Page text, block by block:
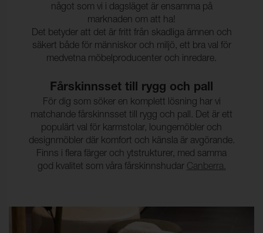
något som vi i dagsläget är ensamma på
marknaden om att ha!
Det betyder att det är fritt från skadliga ämnen och
säkert både för människor och miljö, ett bra val för
medvetna möbelproducenter och inredare.
Fårskinnsset till rygg och pall
För dig som söker en komplett lösning har vi
matchande fårskinnsset till rygg och pall. Det är ett
populärt val för karmstolar, loungemöbler och
designmöbler där komfort och känsla är avgörande.
Finns i flera färger och ytstrukturer, med samma
god kvalitet som våra fårskinnshudar Canberra.